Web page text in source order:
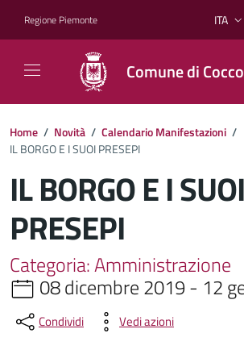
Regione Piemonte ITA
Comune di
Home / Novità / Calendario Manifestazioni /
IL BORGO E I SUOI PRESEPI
IL BORGO E I SUOI
PRESEPI
Categoria: Amministrazione
08 dicembre 2019 - 12
Condividi Vedi azioni